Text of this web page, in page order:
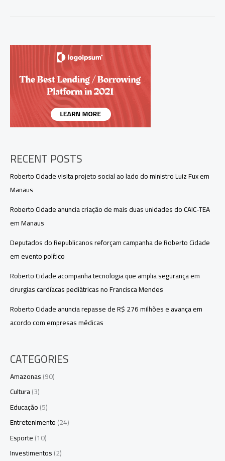
em
Ramos
RECENT POSTS
Roberto Cidade visita projeto social ao lado do ministro Luiz Fux em
Manaus
Roberto Cidade anuncia criação de mais duas unidades do CAIC-TEA
em Manaus
Deputados do Republicanos reforçam campanha de Roberto Cidade
em evento político
Roberto Cidade acompanha tecnologia que amplia segurança em
cirurgias cardíacas pediátricas no Francisca Mendes
Roberto Cidade anuncia repasse de R$ 276 milhões e avança em
acordo com empresas médicas
CATEGORIES
Amazonas(90)
Cultura(3)
Educação(5)
Entretenimento(24)
Esporte(10)
Investimentos(2)